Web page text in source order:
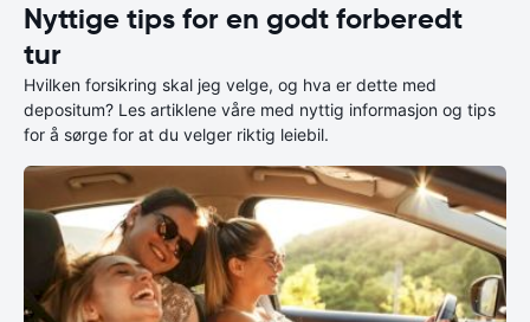
Nyttige tips for en godt forberedt
tur
Hvilken forsikring skal jeg velge, og hva er dette med
depositum? Les artiklene våre med nyttig informasjon og tips
for å sørge for at du velger riktig leiebil.